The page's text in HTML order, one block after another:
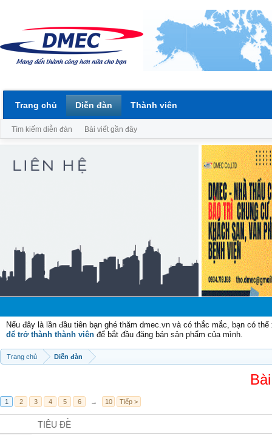
Nếu đây là lần đầu tiên bạn ghé thăm dmec.vn và có thắc mắc, bạn có
để trở thành thành viên để bắt đầu đăng bán sản phẩm của mình.
Trang chủ Diễn đàn
1 2 3 4 5 6 → 10 Tiếp >
TIÊU ĐỀ
Trang chủ Diễn đàn
Tìm kiếm diễn đàn Bài viết gần đây
Thành viên